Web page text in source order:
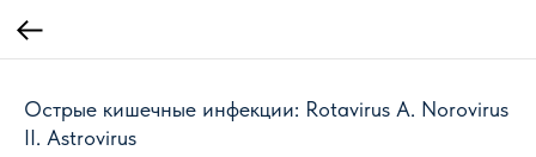
Острые кишечные инфекции: Rotavirus A. Norovirus
II. Astrovirus